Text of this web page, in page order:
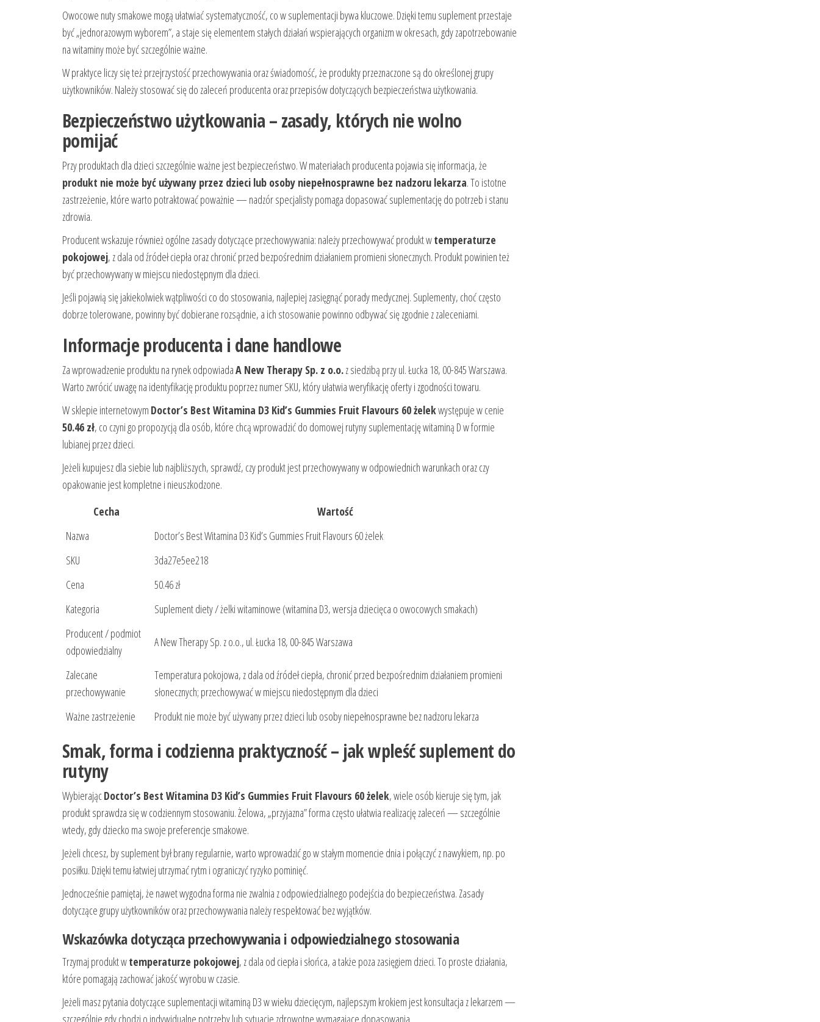
Owocowe nuty smakowe mogą ułatwiać systematyczność, co w suplementacji bywa kluczowe. Dzięki temu suplement przestaje
być „jednorazowym wyborem”, a staje się elementem stałych działań wspierających organizm w okresach, gdy zapotrzebowanie
na witaminy może być szczególnie ważne.
W praktyce liczy się też przejrzystość przechowywania oraz świadomość, że produkty przeznaczone są do określonej grupy
użytkowników. Należy stosować się do zaleceń producenta oraz przepisów dotyczących bezpieczeństwa użytkowania.
Bezpieczeństwo użytkowania – zasady, których nie wolno
pomijać
Przy produktach dla dzieci szczególnie ważne jest bezpieczeństwo. W materiałach producenta pojawia się informacja, że
produkt nie może być używany przez dzieci lub osoby niepełnosprawne bez nadzoru lekarza. To istotne
zastrzeżenie, które warto potraktować poważnie — nadzór specjalisty pomaga dopasować suplementację do potrzeb i stanu
zdrowia.
Producent wskazuje również ogólne zasady dotyczące przechowywania: należy przechowywać produkt wtemperaturze
pokojowej, z dala od źródeł ciepła oraz chronić przed bezpośrednim działaniem promieni słonecznych. Produkt powinien też
być przechowywany w miejscu niedostępnym dla dzieci.
Jeśli pojawią się jakiekolwiek wątpliwości co do stosowania, najlepiej zasięgnąć porady medycznej. Suplementy, choć często
dobrze tolerowane, powinny być dobierane rozsądnie, a ich stosowanie powinno odbywać się zgodnie z zaleceniami.
Informacje producenta i dane handlowe
Za wprowadzenie produktu na rynek odpowiadaA New Therapy Sp. z o.o.z siedzibą przy ul. Łucka 18, 00-845 Warszawa.
Warto zwrócić uwagę na identyfikację produktu poprzez numer SKU, który ułatwia weryfikację oferty i zgodności towaru.
W sklepie internetowym Doctor’s Best Witamina D3 Kid’s Gummies Fruit Flavours 60 żelekwystępuje w cenie
50.46 zł, co czyni go propozycją dla osób, które chcą wprowadzić do domowej rutyny suplementację witaminą D w formie
lubianej przez dzieci.
Jeżeli kupujesz dla siebie lub najbliższych, sprawdź, czy produkt jest przechowywany w odpowiednich warunkach oraz czy
opakowanie jest kompletne i nieuszkodzone.
Cecha
Wartość
Nazwa
Doctor’s Best Witamina D3 Kid’s Gummies Fruit Flavours 60 żelek
SKU
3da27e5ee218
Cena
50.46 zł
Kategoria
Suplement diety / żelki witaminowe (witamina D3, wersja dziecięca o owocowych smakach)
Producent / podmiot
odpowiedzialny
A New Therapy Sp. z o.o., ul. Łucka 18, 00-845 Warszawa
Zalecane
przechowywanie
Temperatura pokojowa, z dala od źródeł ciepła, chronić przed bezpośrednim działaniem promieni
słonecznych; przechowywać w miejscu niedostępnym dla dzieci
Ważne zastrzeżenie
Produkt nie może być używany przez dzieci lub osoby niepełnosprawne bez nadzoru lekarza
Smak, forma i codzienna praktyczność – jak wpleść suplement do
rutyny
WybierającDoctor’s Best Witamina D3 Kid’s Gummies Fruit Flavours 60 żelek, wiele osób kieruje się tym, jak
produkt sprawdza się w codziennym stosowaniu. Żelowa, „przyjazna” forma często ułatwia realizację zaleceń — szczególnie
wtedy, gdy dziecko ma swoje preferencje smakowe.
Jeżeli chcesz, by suplement był brany regularnie, warto wprowadzić go w stałym momencie dnia i połączyć z nawykiem, np. po
posiłku. Dzięki temu łatwiej utrzymać rytm i ograniczyć ryzyko pominięć.
Jednocześnie pamiętaj, że nawet wygodna forma nie zwalnia z odpowiedzialnego podejścia do bezpieczeństwa. Zasady
dotyczące grupy użytkowników oraz przechowywania należy respektować bez wyjątków.
Wskazówka dotycząca przechowywania i odpowiedzialnego stosowania
Trzymaj produkt wtemperaturze pokojowej, z dala od ciepła i słońca, a także poza zasięgiem dzieci. To proste działania,
które pomagają zachować jakość wyrobu w czasie.
Jeżeli masz pytania dotyczące suplementacji witaminą D3 w wieku dziecięcym, najlepszym krokiem jest konsultacja z lekarzem —
szczególnie gdy chodzi o indywidualne potrzeby lub sytuacje zdrowotne wymagające dopasowania.